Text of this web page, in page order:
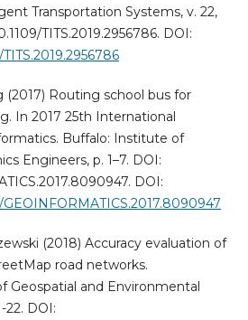
Transportation Systems, v. 22,
TITS.2019.2956786. DOI:
(2017) Routing school bus for
In 2017 25th International
Buffalo: Institute of
Engineers, p. 1–7. DOI:
DOI:
(2018) Accuracy evaluation of
road networks.
Geospatial and Environmental
22. DOI: